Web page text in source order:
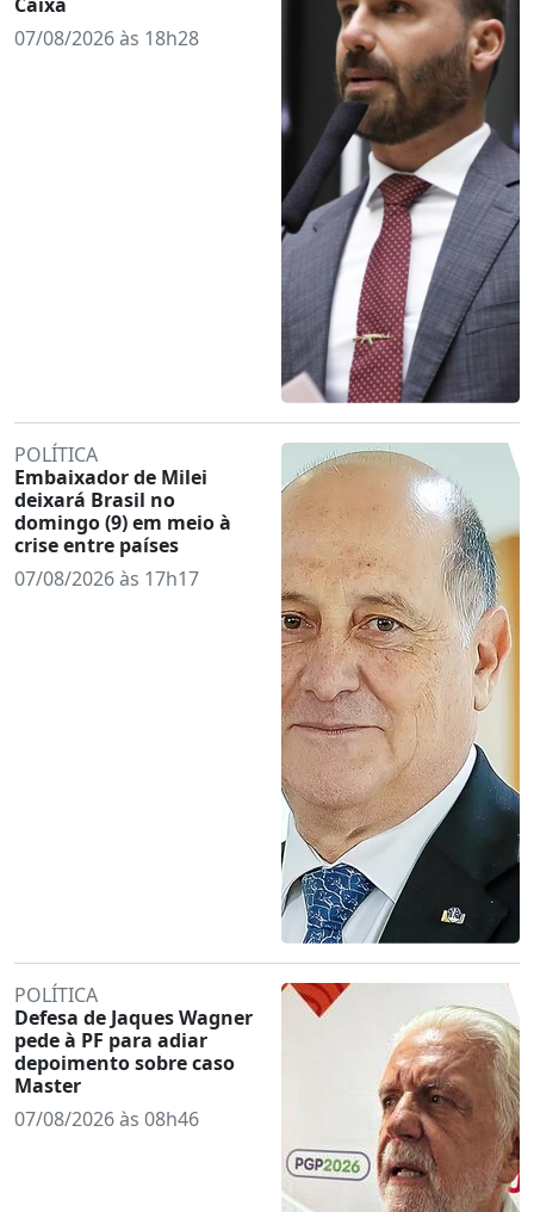
07/08/2026 às 18h28
POLÍTICA
Embaixador de Milei
deixará Brasil no
domingo (9) em meio à
crise entre países
07/08/2026 às 17h17
POLÍTICA
Defesa de Jaques Wagner
pede à PF para adiar
depoimento sobre caso
Master
07/08/2026 às 08h46